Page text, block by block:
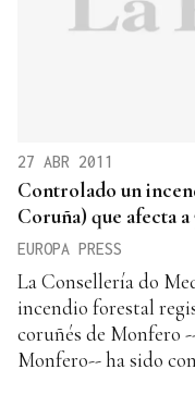
27 ABR 2011
Controlado un
Coruña) que afecta a
EUROPA PRESS
La Consellería do
incendio forestal
coruñés de Monfero
Monfero-- ha sido